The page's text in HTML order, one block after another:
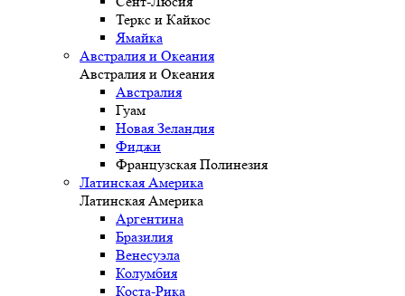
Теркс и Кайкос
Ямайка
Австралия и Океания
Австралия и Океания
Австралия
Гуам
Новая Зеландия
Фиджи
Французская Полинезия
Латинская Америка
Латинская Америка
Аргентина
Бразилия
Венесуэла
Колумбия
Коста-Рика